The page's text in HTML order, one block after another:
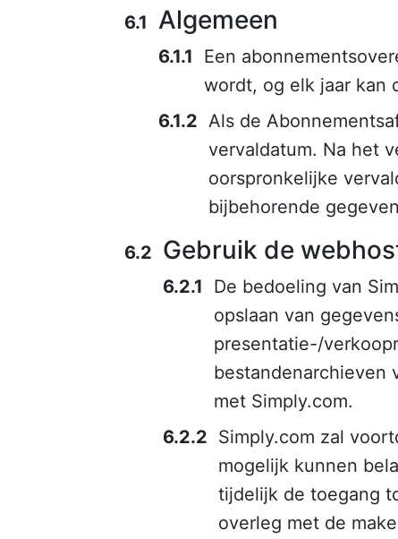
Algemeen
Een
wordt, og elk jaar kan
Als de
vervaldatum. Na het
oorspronkelijke
bijbehorende
Gebruik de
De bedoeling van
opslaan van
presentatie-/
bestandenarchieven
met Simply.com.
Simply.com zal
mogelijk kunnen
tijdelijk de toegang
overleg met de